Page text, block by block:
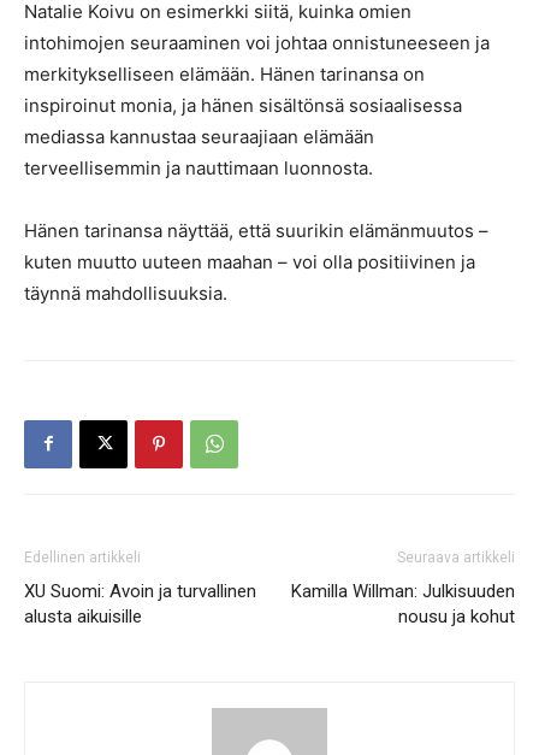
Natalie Koivu on esimerkki siitä, kuinka omien
intohimojen seuraaminen voi johtaa onnistuneeseen ja
merkitykselliseen elämään. Hänen tarinansa on
inspiroinut monia, ja hänen sisältönsä sosiaalisessa
mediassa kannustaa seuraajiaan elämään
terveellisemmin ja nauttimaan luonnosta.
Hänen tarinansa näyttää, että suurikin elämänmuutos –
kuten muutto uuteen maahan – voi olla positiivinen ja
täynnä mahdollisuuksia.
Edellinen artikkeli
XU Suomi: Avoin ja turvallinen
alusta aikuisille
Seuraava artikkeli
Kamilla Willman: Julkisuuden
nousu ja kohut